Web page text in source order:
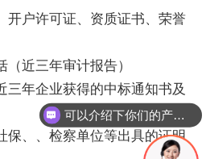
开户许可证、资质证书、荣誉
近三年审计报告）
三年企业获得的中标通知书及
保、、检察单位等出具的证明
可以介绍下你们的产品么？